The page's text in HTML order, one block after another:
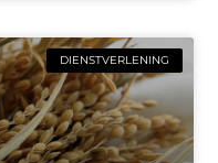
DIENSTVERLENING